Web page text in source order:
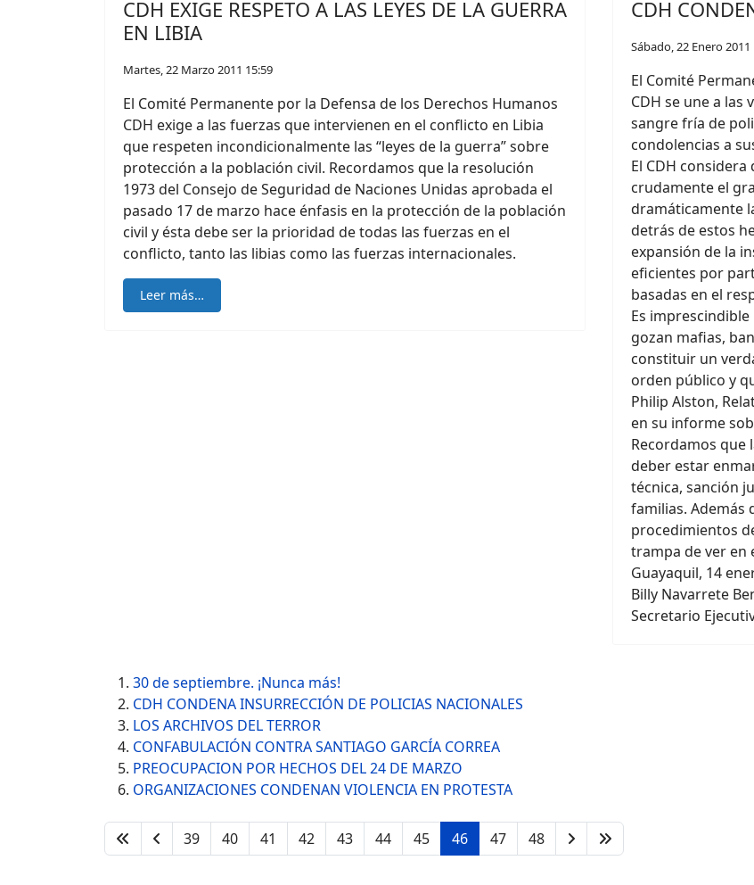
CDH EXIGE RESPETO A LAS LEYES DE LA GUERRA
EN LIBIA
Martes, 22 Marzo 2011 15:59
El Comité Permanente por la Defensa de los Derechos Humanos
CDH exige a las fuerzas que intervienen en el conflicto en Libia
que respeten incondicionalmente las “leyes de la guerra” sobre
protección a la población civil. Recordamos que la resolución
1973 del Consejo de Seguridad de Naciones Unidas aprobada el
pasado 17 de marzo hace énfasis en la protección de la población
civil y ésta debe ser la prioridad de todas las fuerzas en el
conflicto, tanto las libias como las fuerzas internacionales.
Leer más…
CDH
Sábado, 22 Enero 2011
El Comité
CDH se une a las
sangre fría de
condolencias a
El CDH
crudamente el
dramáticamente
detrás de estos
expansión de la
eficientes por
basadas en el
Es
gozan mafias,
constituir un
orden público y
Philip Alston,
en su informe
Recordamos que
deber estar
técnica, sanción
familias. Además
procedimientos
trampa de ver en
Guayaquil, 14
Billy Navarrete
Secretario
30 de septiembre. ¡Nunca más!
CDH CONDENA INSURRECCIÓN DE POLICIAS NACIONALES
LOS ARCHIVOS DEL TERROR
CONFABULACIÓN CONTRA SANTIAGO GARCÍA CORREA
PREOCUPACION POR HECHOS DEL 24 DE MARZO
ORGANIZACIONES CONDENAN VIOLENCIA EN PROTESTA
39 40 41 42 43 44 45 46 47 48